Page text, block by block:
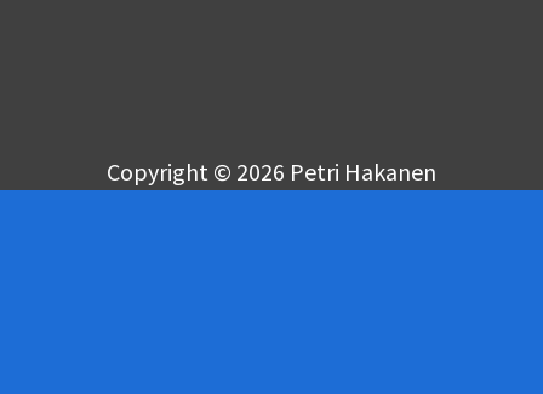
Copyright © 2026 Petri Hakanen